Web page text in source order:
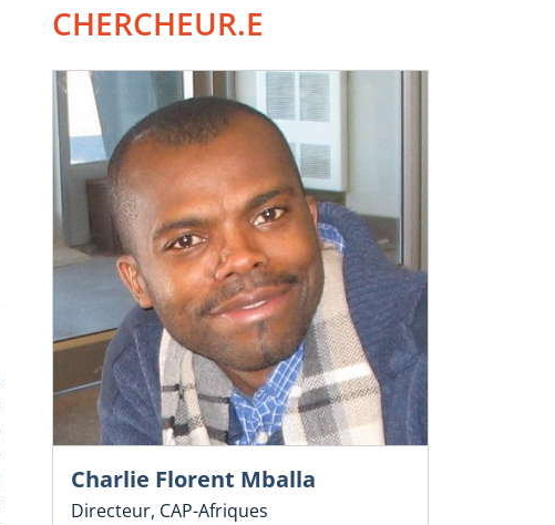
CHERCHEUR.E
Charlie Florent Mballa
Directeur, CAP-Afriques